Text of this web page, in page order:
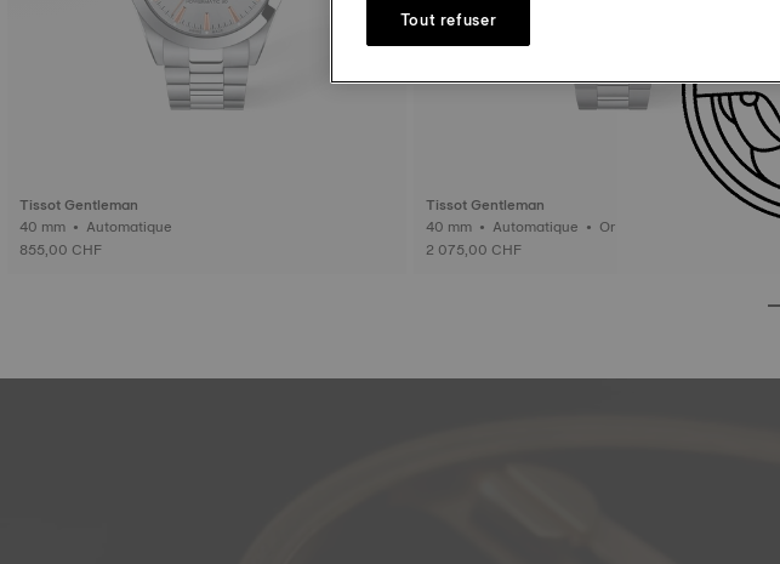
Tissot Gentleman
40 mm • Automatique
855,00 CHF
Tissot Gentleman
40 mm • Automatique • Or
2 075,00 CHF
Tout refuser